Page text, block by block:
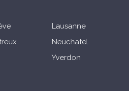
Lausanne
Neuchatel
Yverdon